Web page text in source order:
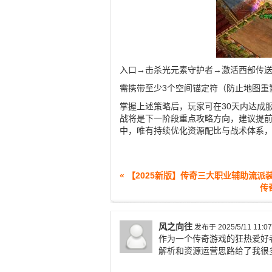
入口→击杀光元素守护者→激活西部传
需携带至少3个空间锚定符（防止地图重
掌握上述策略后，玩家可在30天内达成
战将是下一阶段重点攻略方向，建议提
中，唯有持续优化资源配比与战术体系
« 【2025新版】传奇三大职业辅助流派
传
风之向往 发布于 2025/5/11
作为一个传奇游戏的狂热爱
解析和资源运营思路给了我